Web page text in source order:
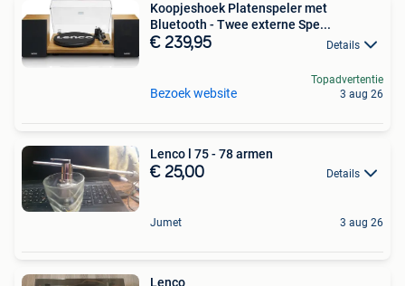
Koopjeshoek Platenspeler met
Bluetooth - Twee externe Spe...
€ 239,95 Details
Bezoek website
Topadvertentie
3 aug 26
Lenco l 75 - 78 armen
€ 25,00 Details
Jumet 3 aug 26
Lenco